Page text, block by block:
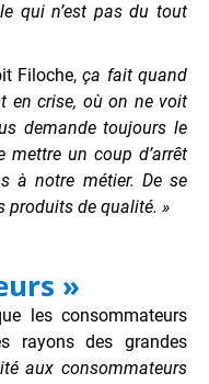
qui n’est pas du tout
Filoche,ça fait quand
en crise, où on ne voit
demande toujours le
mettre un coup d’arrêt
à notre métier. De se
produits de qualité. »
»
les consommateurs
rayons des grandes
aux consommateurs